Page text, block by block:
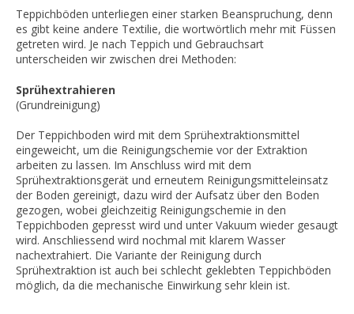
Teppichböden unterliegen einer starken Beanspruchung, denn
es gibt keine andere Textilie, die wortwörtlich mehr mit Füssen
getreten wird. Je nach Teppich und Gebrauchsart
unterscheiden wir zwischen drei Methoden:
Sprühextrahieren
(Grundreinigung)
Der Teppichboden wird mit dem Sprühextraktionsmittel
eingeweicht, um die Reinigungschemie vor der Extraktion
arbeiten zu lassen. Im Anschluss wird mit dem
Sprühextraktionsgerät und erneutem Reinigungsmitteleinsatz
der Boden gereinigt, dazu wird der Aufsatz über den Boden
gezogen, wobei gleichzeitig Reinigungschemie in den
Teppichboden gepresst wird und unter Vakuum wieder gesaugt
wird. Anschliessend wird nochmal mit klarem Wasser
nachextrahiert. Die Variante der Reinigung durch
Sprühextraktion ist auch bei schlecht geklebten Teppichböden
möglich, da die mechanische Einwirkung sehr klein ist.